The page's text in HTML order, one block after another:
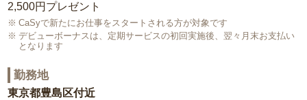
2,500円プレゼント
CaSyで新たにお仕事をスタートされる方が対象です
デビューボーナスは、定期サービスの初回実施後、翌々月末お支払い
となります
勤務地
東京都豊島区付近